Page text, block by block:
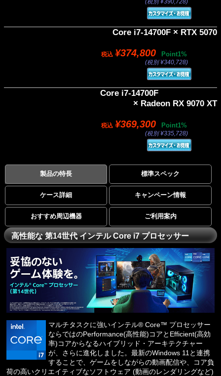
(税別 ¥390,728)
Core i7-14700F × RTX 5070
税込 ¥374,800 Point1%
(税別 ¥340,728)
Core i7-14700F
× Radeon RX 9070 XT
税込 ¥369,300 Point1%
(税別 ¥335,728)
製品の特長 標準スペック
ケース詳細 キャンペーン情報
おすすめ周辺機器 ご利用案内
高性能な 第14世代 インテル Core i7 プロセッサー
マルチタスクに強いインテル® Core™ プロセッサー
ならではのPerformance(高性能)コアとEfficient(高効
率)コアからなるハイブリッド・アーキテクチャー
が、さらに進化しました。最新のWindows 11と連携
することで、ゲームをしながらの動画配信や、コア負
荷の高いクリエイティブなソフトウェア (動画のレンダリングなど)